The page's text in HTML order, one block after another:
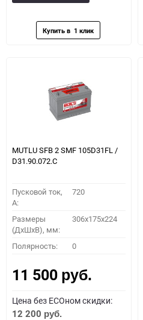
MUTLU SFB 2 SMF 105D31FL /
D31.90.072.C
Пусковой ток,
A:
720
Размеры
(ДхШхВ), мм:
306x175x224
Полярность: 0
11 500 руб.
Цена без ECOном скидки:
12 200 руб.